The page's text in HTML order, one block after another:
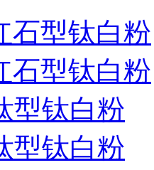
石型钛白粉
石型钛白粉
型钛白粉
型钛白粉